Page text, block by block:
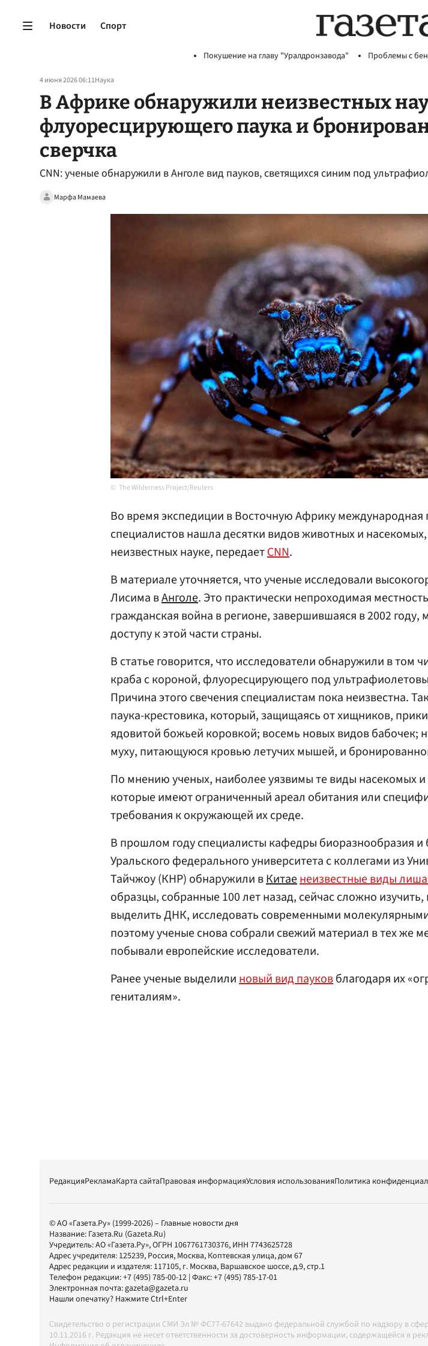
Новости Спорт
Покушение на главу "Уралдронзавода" Проблемы с
4 июня 2026 06:11Наука
В Африке обнаружили неизвестных
флуоресцирующего паука и
сверчка
CNN: ученые обнаружили в Анголе вид пауков, светящихся синим под
Марфа Мамаева
The Wilderness Project/Reuters
Во время экспедиции в Восточную Африку международная
специалистов нашла десятки видов животных и
неизвестных науке, передаетCNN.
В материале уточняется, что ученые исследовали
Лисима вАнголе. Это практически непроходимая
гражданская война в регионе, завершившаяся в 2002 году,
доступу к этой части страны.
В статье говорится, что исследователи обнаружили в том
краба с короной, флуоресцирующего под
Причина этого свечения специалистам пока неизвестна.
паука-крестовика, который, защищаясь от хищников,
ядовитой божьей коровкой; восемь новых видов бабочек;
муху, питающуюся кровью летучих мышей, и
По мнению ученых, наиболее уязвимы те виды насекомых
которые имеют ограниченный ареал обитания или
требования к окружающей их среде.
В прошлом году специалисты кафедры биоразнообразия и
Уральского федерального университета с коллегами из
Тайчжоу (КНР) обнаружили вКитаенеизвестные виды
образцы, собранные 100 лет назад, сейчас сложно изучить,
выделить ДНК, исследовать современными
поэтому ученые снова собрали свежий материал в тех же
побывали европейские исследователи.
Ранее ученые выделилиновый вид пауковблагодаря их
гениталиям».
РедакцияРекламаКарта сайтаПравовая информацияУсловия использованияПолитика
© АО «Газета.Ру» (1999-2026) – Главные новости дня
Название: Газета.Ru (Gazeta.Ru)
Учредитель:АО «Газета.Ру», ОГРН 1067761730376, ИНН 7743625728
Адрес учредителя: 125239, Россия, Москва, Коптевская улица, дом 67
Адрес редакции и издателя: 117105, г. Москва, Варшавское шоссе, д.9, стр.1
Телефон редакции:+7 (495) 785-00-12 | Факс:+7 (495) 785-17-01
Электронная почта:gazeta@gazeta.ru
Нашли опечатку? Нажмите Ctrl+Enter
Свидетельство о регистрации СМИ Эл № ФС77-67642 выдано федеральной службой по надзору в
10.11.2016 г. Редакция не несет ответственности за достоверность информации, содержащейся в